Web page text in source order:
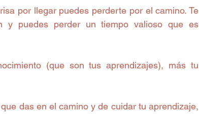
por llegar puedes perderte por el camino. Te
y puedes perder un tiempo valioso que es
das en el camino y de cuidar tu aprendizaje,